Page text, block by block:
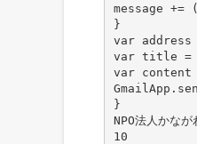
message
}
var address
var title = 'お
var content =
}
NPO法人かな
10